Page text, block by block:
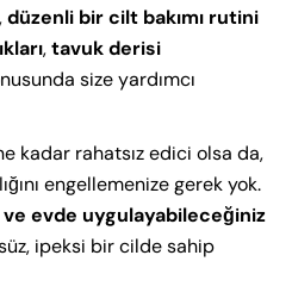
düzenli bir cilt bakımı rutini
,tavuk derisi
size yardımcı
kadar rahatsız edici olsa da,
engellemenize gerek yok.
evde uygulayabileceğiniz
ipeksi bir cilde sahip